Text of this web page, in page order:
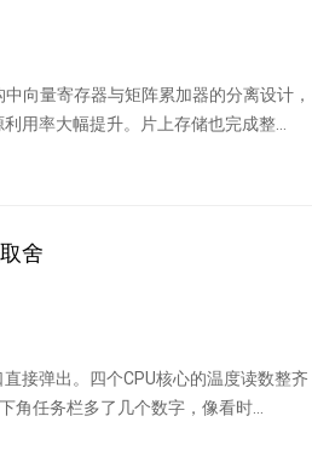
向量寄存器与矩阵累加器的分离设计，
用率大幅提升。片上存储也完成整
舍
接弹出。四个CPU核心的温度读数整齐
任务栏多了几个数字，像看时...